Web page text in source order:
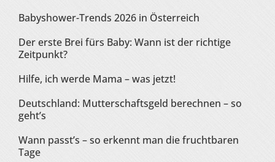
Babyshower-Trends 2026 in Österreich
Der erste Brei fürs Baby: Wann ist der richtige
Zeitpunkt?
Hilfe, ich werde Mama – was jetzt!
Deutschland: Mutterschaftsgeld berechnen – so
geht’s
Wann passt’s – so erkennt man die fruchtbaren
Tage